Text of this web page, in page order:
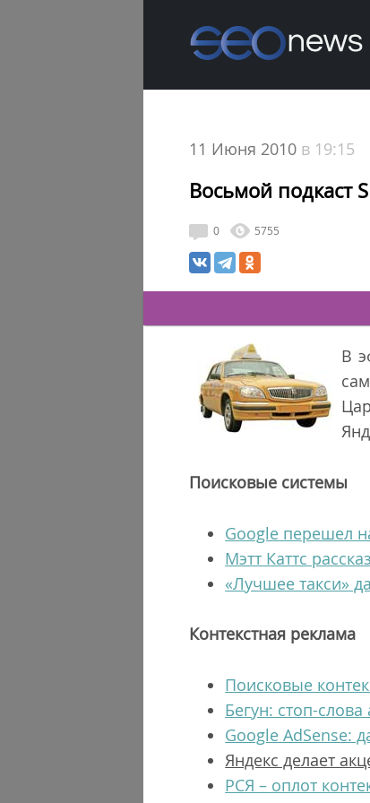
11 Июня 2010 в 19:15
Восьмой подкаст
0 5755
В
Поисковые системы
Google перешел
Мэтт Каттс
«Лучшее такси»
Контекстная реклама
Поисковые
Бегун: стоп-
Google AdSense:
Яндекс делает
РСЯ – оплот